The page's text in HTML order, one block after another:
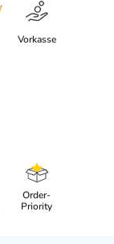
Vorkasse
Order-
Priority